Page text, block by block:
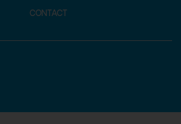
CONTACT